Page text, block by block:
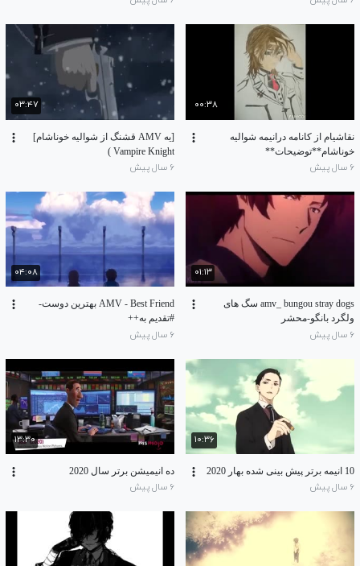
۰۰:۳۸
نقاشیام از کانامه درانیمه شوالیه
خوناشام**توضیحات**
۶ سال پیش
۰۳:۴۷
[یه AMV قشنگ از شوالیه خوناشام]
Vampire Knight )
۶ سال پیش
۰۱:۱۳
amv_ bungou stray dogs سگ های
ولگرد بانگو-محشر
۶ سال پیش
۰۴:۰۸
AMV - Best Friend بهترین دوست-
#تقدیم به++
۶ سال پیش
۱۰:۳۶
10 انیمه برتر پیش بینی شده بهار 2020
۶ سال پیش
۱۳:۳۰
ده انیمیشن برتر سال 2020
۶ سال پیش